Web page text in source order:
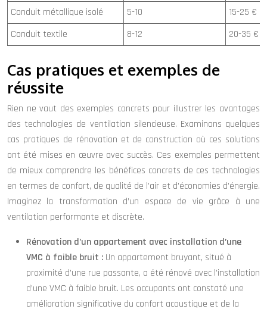
Conduit métallique isolé 5-10
15-25 €
Conduit textile
8-12 20-35 €
Cas pratiques et exemples de
réussite
Rien ne vaut des exemples concrets pour illustrer les avantages
des technologies de ventilation silencieuse. Examinons quelques
cas pratiques de rénovation et de construction où ces solutions
ont été mises en œuvre avec succès. Ces exemples permettent
de mieux comprendre les bénéfices concrets de ces technologies
en termes de confort, de qualité de l’air et d’économies d’énergie.
Imaginez la transformation d’un espace de vie grâce à une
ventilation performante et discrète.
Rénovation d’un appartement avec installation d’une
VMC à faible bruit : Un appartement bruyant, situé à
proximité d’une rue passante, a été rénové avec l’installation
d’une VMC à faible bruit. Les occupants ont constaté une
amélioration significative du confort acoustique et de la